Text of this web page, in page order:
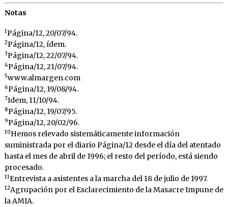
Notas
1Página/12, 20/07/94.
2Página/12, ídem.
3Página/12, 22/07/94.
4Página/12, 21/07/94.
5www.almargen.com
6Página/12, 19/08/94.
7Idem, 11/10/94.
8Página/12, 19/07/95.
9Página/12, 20/02/96.
10Hemos relevado sistemáticamente información
suministrada por el diario Página/12 desde el día del atentado
hasta el mes de abril de 1996; el resto del período, está siendo
procesado.
11Entrevista a asistentes a la marcha del 18 de julio de 1997.
12Agrupación por el Esclarecimiento de la Masacre Impune de
la AMIA.